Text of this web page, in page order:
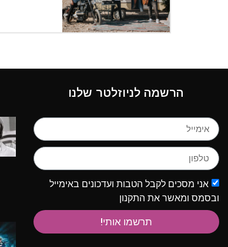
הרשמה לניוזלטר שלנו
אני מסכים לקבל הטבות ועדכונים באימייל
ובסמס ומאשר את התקנון
תרשמו אותי!